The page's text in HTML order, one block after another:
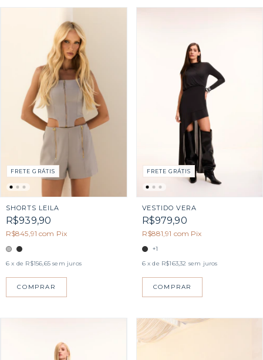
FRETE GRÁTIS
SHORTS LEILA
R$939,90
R$845,91com Pix
6 x de R$156,65 sem juros
COMPRAR
FRETE GRÁTIS
VESTIDO VERA
R$979,90
R$881,91 com Pix
+1
6 x de R$163,32 sem juros
COMPRAR